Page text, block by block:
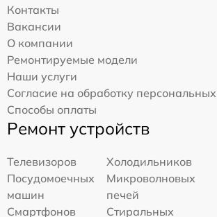
Контакты
Вакансии
О компании
Ремонтируемые модели
Наши услуги
Согласие на обработку
Способы оплаты
Ремонт устройств
Телевизоров
Холодильников
Посудомоечных
машин
Микроволновых
печей
Смартфонов
Стиральных